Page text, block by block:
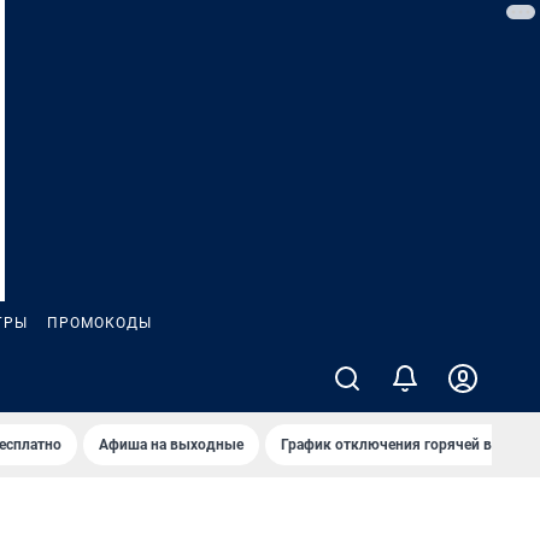
ПРОМОКОДЫ
Афиша на выходные График отключения горячей воды в